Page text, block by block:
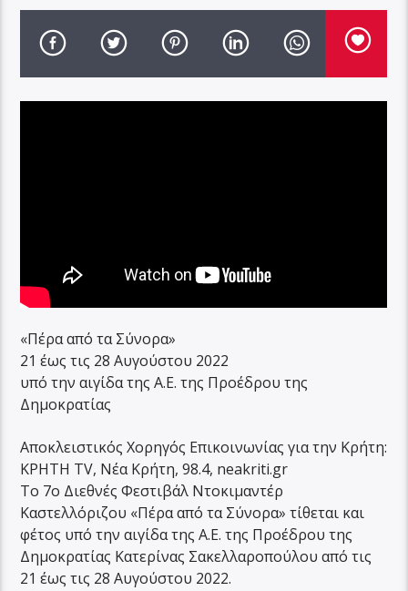
«Πέρα από τα Σύνορα»
21 έως τις 28 Αυγούστου 2022
υπό την αιγίδα της Α.Ε. της Πρoέδρου της
Δημοκρατίας
Αποκλειστικός Χορηγός Επικοινωνίας για την Κρήτη:
ΚΡΗΤΗ TV, Νέα Κρήτη, 98.4, neakriti.gr
Το 7ο Διεθνές Φεστιβάλ Ντοκιμαντέρ
Καστελλόριζου «Πέρα από τα Σύνορα» τίθεται και
φέτος υπό την αιγίδα της Α.Ε. της Προέδρου της
Δημοκρατίας Κατερίνας Σακελλαροπούλου από τις
21 έως τις 28 Αυγούστου 2022.